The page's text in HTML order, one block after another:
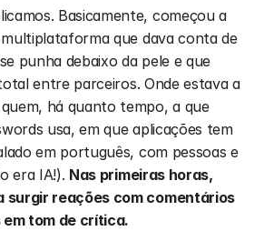
Basicamente, começou a
que dava conta de
punha debaixo da pele e que
entre parceiros. Onde estava a
há quanto tempo, a que
usa, em que aplicações tem
em português, com pessoas e
era IA!). Nas primeiras horas,
surgir reações com comentários
tom de crítica.